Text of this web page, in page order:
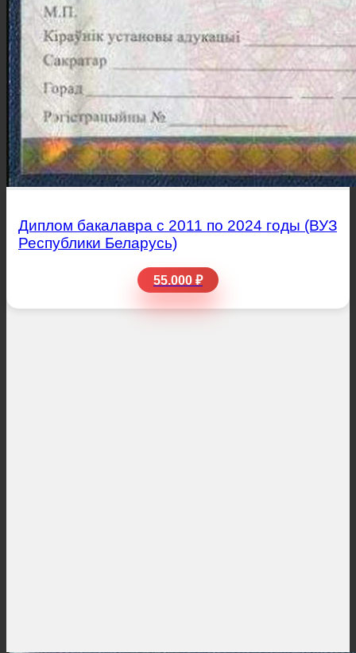
Диплом бакалавра с 2011 по 2024 годы (ВУЗ
Республики Беларусь)
55.000 ₽